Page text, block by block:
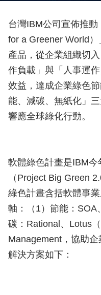
台灣IBM公司宣佈推
for a Greener World
產品，從企業組織切
作負載」與「人事運
效益，達成企業綠色
能、減碳、無紙化」
響應全球綠化行動。
軟體綠色計畫是IBM
（Project Big Green
綠色計畫含括軟體事
軸：（1）節能：SOA
碳：Rational、Lotus
Management，協助
解決方案如下：